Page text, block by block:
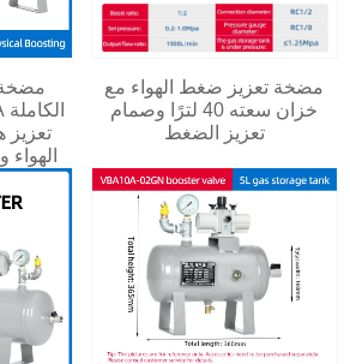
مضخة
الهواء
مضخة تعزيز ضغط الهواء مع
خزان سعته 40 لترًا وصمام
تعزيز الضغط